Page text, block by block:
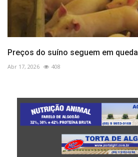
Preços do suíno seguem em queda
Abr 17, 2026 408